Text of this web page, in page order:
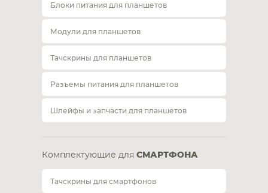
Блоки питания для планшетов
Модули для планшетов
Тачскрины для планшетов
Разъемы питания для планшетов
Шлейфы и запчасти для планшетов
Комплектующие для СМАРТФОНА
Тачскрины для смартфонов